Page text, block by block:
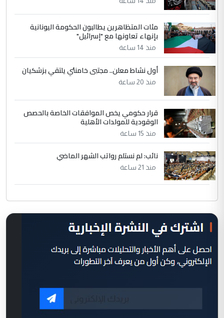
مئات المتظاهرين يطالبون الحكومة اليونانية
بإنهاء تعاونها مع "إسرائيل"
منذ 14 ساعة
أول نشاط معلن.. مجتبى خامنئي يلتقي بزشكيان
منذ 20 ساعة
قرار حكومي يخص الموافقات الخاصة بالحصص
الوقودية للمولدات الأهلية
منذ 15 ساعة
نائب: لم نستلم رواتب الشهر الماضي
منذ 21 ساعة